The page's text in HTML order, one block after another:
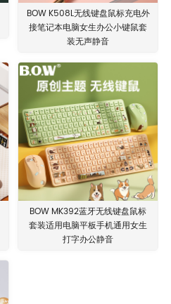
BOW K508L无线键盘鼠标充电外
接笔记本电脑女生办公小键鼠套
装无声静音
BOW MK392蓝牙无线键盘鼠标
套装适用电脑平板手机通用女生
打字办公静音